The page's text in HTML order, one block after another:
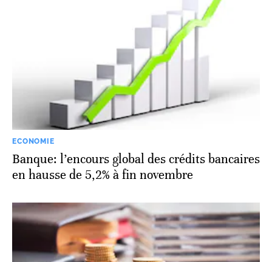
ECONOMIE
Banque: l’encours global des crédits bancaires
en hausse de 5,2% à fin novembre